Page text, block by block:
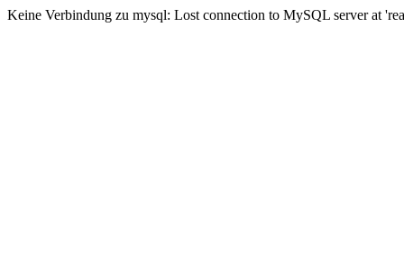
Keine Verbindung zu mysql: Lost connection to MySQL server at